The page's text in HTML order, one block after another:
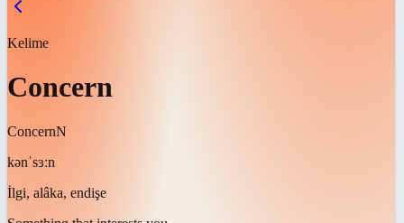
Kelime
Concern
ConcernN
kənˈsɜːn
İlgi, alâka, endişe